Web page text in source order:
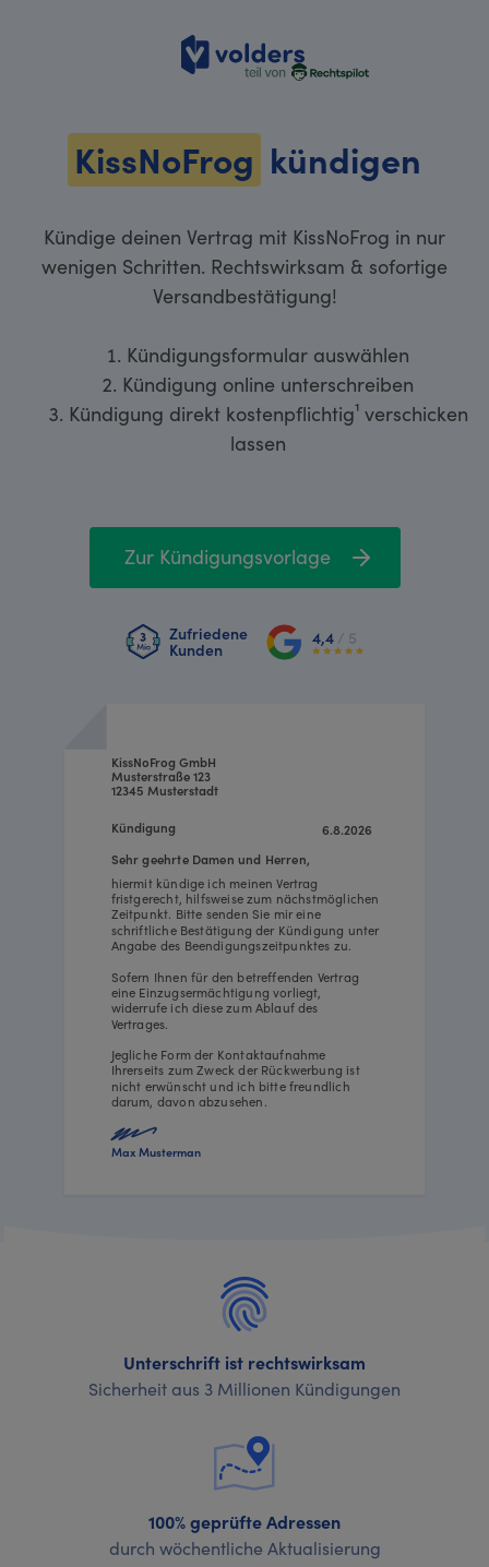
volders
KissNoFrog kündigen
Kündige deinen Vertrag mit KissNoFrog in nur
wenigen Schritten. Rechtswirksam & sofortige
Versandbestätigung!
Kündigungsformular auswählen
Kündigung online unterschreiben
Kündigung direkt kostenpflichtig¹ verschicken
lassen
Zur Kündigungsvorlage
Zufriedene
Kunden
4,4 / 5
6.8.2026
KissNoFrog GmbH
Musterstraße 123
12345 Musterstadt
hiermit kündige ich meinen Vertrag
fristgerecht, hilfsweise zum nächstmöglichen
Zeitpunkt. Bitte senden Sie mir eine
schriftliche Bestätigung der Kündigung unter
Angabe des Beendigungszeitpunktes zu.
Sofern Ihnen für den betreffenden Vertrag
eine Einzugsermächtigung vorliegt,
widerrufe ich diese zum Ablauf des
Vertrages.
Jegliche Form der Kontaktaufnahme
Ihrerseits zum Zweck der Rückwerbung ist
nicht erwünscht und ich bitte freundlich
darum, davon abzusehen.
Sehr geehrte Damen und Herren,
Kündigung
Max Musterman
Unterschrift ist rechtswirksam
Sicherheit aus 3 Millionen Kündigungen
100% geprüfte Adressen
durch wöchentliche Aktualisierung